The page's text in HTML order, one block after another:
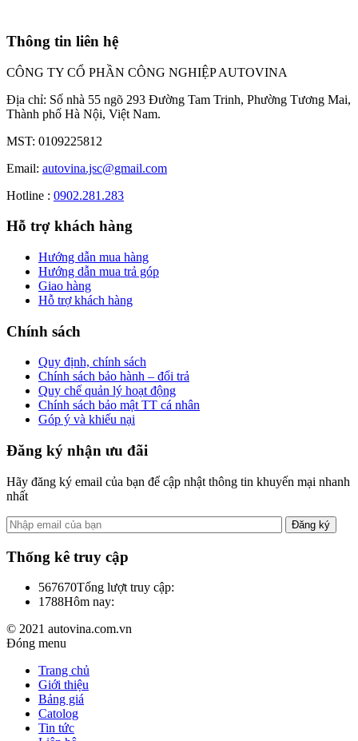
Thông tin liên hệ
CÔNG TY CỔ PHẦN CÔNG NGHIỆP AUTOVINA
Địa chỉ: Số nhà 55 ngõ 293 Đường Tam Trinh, Phường Tương Mai,
Thành phố Hà Nội, Việt Nam.
MST: 0109225812
Email: autovina.jsc@gmail.com
Hotline : 0902.281.283
Hỗ trợ khách hàng
Hướng dẫn mua hàng
Hướng dẫn mua trả góp
Giao hàng
Hỗ trợ khách hàng
Chính sách
Quy định, chính sách
Chính sách bảo hành – đổi trả
Quy chế quản lý hoạt động
Chính sách bảo mật TT cá nhân
Góp ý và khiếu nại
Đăng ký nhận ưu đãi
Hãy đăng ký email của bạn để cập nhật thông tin khuyến mại nhanh
nhất
Thống kê truy cập
567670Tổng lượt truy cập:
1788Hôm nay:
© 2021 autovina.com.vn
Đóng menu
Trang chủ
Giới thiệu
Bảng giá
Catolog
Tin tức